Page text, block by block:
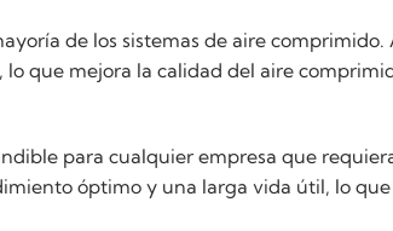
de los sistemas de aire comprimido.
que mejora la calidad del aire
para cualquier empresa que
óptimo y una larga vida útil, lo